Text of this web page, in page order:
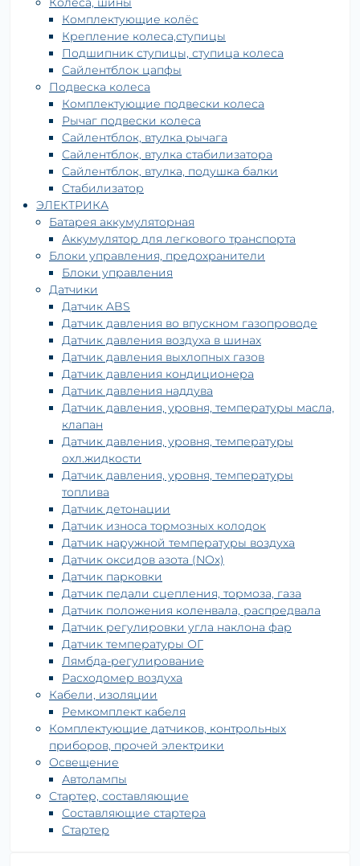
Комплектующие колёс
Крепление колеса,ступицы
Подшипник ступицы, ступица колеса
Сайлентблок цапфы
Подвеска колеса
Комплектующие подвески колеса
Рычаг подвески колеса
Сайлентблок, втулка рычага
Сайлентблок, втулка стабилизатора
Сайлентблок, втулка, подушка балки
Стабилизатор
ЭЛЕКТРИКА
Батарея аккумуляторная
Аккумулятор для легкового транспорта
Блоки управления, предохранители
Блоки управления
Датчики
Датчик ABS
Датчик давления во впускном газопроводе
Датчик давления воздуха в шинах
Датчик давления выхлопных газов
Датчик давления кондиционера
Датчик давления наддува
Датчик давления, уровня, температуры масла,
клапан
Датчик давления, уровня, температуры
охл.жидкости
Датчик давления, уровня, температуры
топлива
Датчик детонации
Датчик износа тормозных колодок
Датчик наружной температуры воздуха
Датчик оксидов азота (NOx)
Датчик парковки
Датчик педали сцепления, тормоза, газа
Датчик положения коленвала, распредвала
Датчик регулировки угла наклона фар
Датчик температуры ОГ
Лямбда-регулирование
Расходомер воздуха
Кабели, изоляции
Ремкомплект кабеля
Комплектующие датчиков, контрольных
приборов, прочей электрики
Освещение
Автолампы
Стартер, составляющие
Составляющие стартера
Стартер